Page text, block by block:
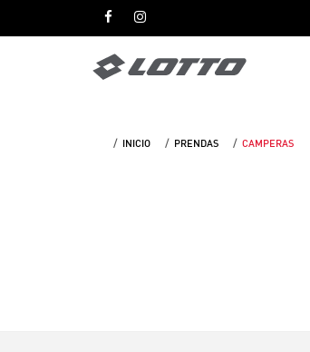
INICIO PRENDAS CAMPERAS